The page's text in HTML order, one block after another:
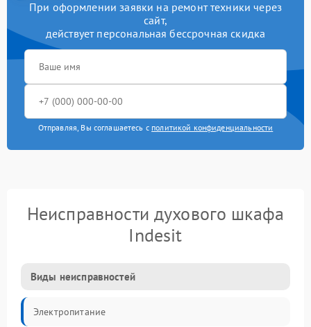
При оформлении заявки на ремонт техники через
сайт,
действует персональная бессрочная скидка
Отправляя, Вы соглашаетесь с политикой конфиденциальности
Неисправности духового шкафа
Indesit
Виды неисправностей
Электропитание